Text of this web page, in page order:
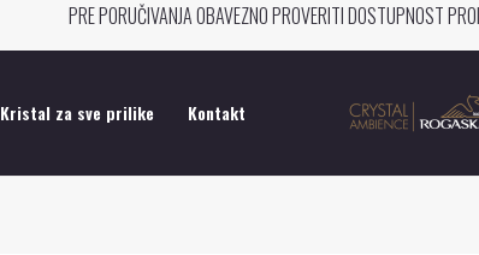
PRE PORUČIVANJA OBAVEZNO PROVERITI DOSTUPNOST
Kristal za sve prilike Kontakt